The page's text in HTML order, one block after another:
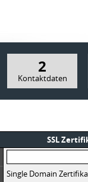
2
Kontaktdaten
SSL
Single Domain